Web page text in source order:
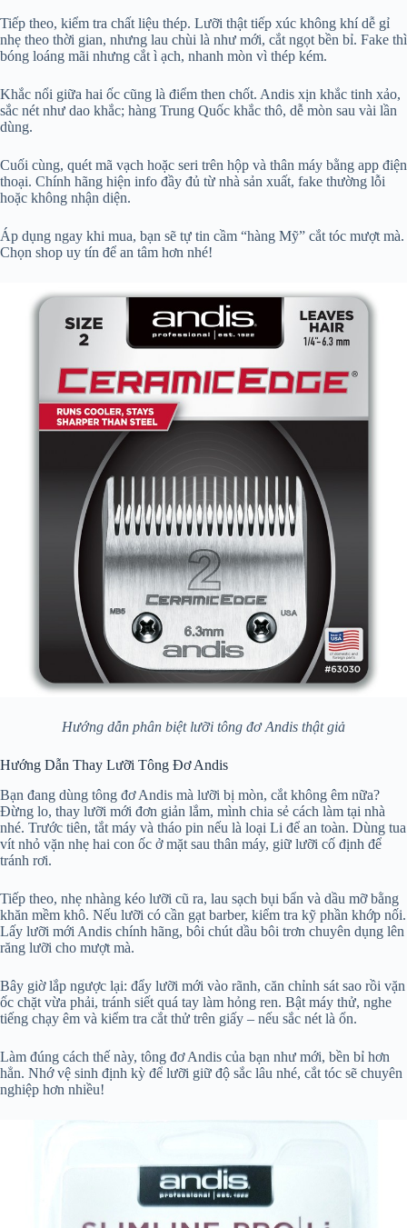
Tiếp theo, kiểm tra chất liệu thép. Lưỡi thật tiếp xúc không khí dễ gỉ
nhẹ theo thời gian, nhưng lau chùi là như mới, cắt ngọt bền bỉ. Fake thì
bóng loáng mãi nhưng cắt ì ạch, nhanh mòn vì thép kém.
Khắc nổi giữa hai ốc cũng là điểm then chốt. Andis xịn khắc tinh xảo,
sắc nét như dao khắc; hàng Trung Quốc khắc thô, dễ mòn sau vài lần
dùng.
Cuối cùng, quét mã vạch hoặc seri trên hộp và thân máy bằng app điện
thoại. Chính hãng hiện info đầy đủ từ nhà sản xuất, fake thường lỗi
hoặc không nhận diện.
Áp dụng ngay khi mua, bạn sẽ tự tin cầm “hàng Mỹ” cắt tóc mượt mà.
Chọn shop uy tín để an tâm hơn nhé!
Hướng dẫn phân biệt lưỡi tông đơ Andis thật giả
Hướng Dẫn Thay Lưỡi Tông Đơ Andis
Bạn đang dùng tông đơ Andis mà lưỡi bị mòn, cắt không êm nữa?
Đừng lo, thay lưỡi mới đơn giản lắm, mình chia sẻ cách làm tại nhà
nhé. Trước tiên, tắt máy và tháo pin nếu là loại Li để an toàn. Dùng tua
vít nhỏ vặn nhẹ hai con ốc ở mặt sau thân máy, giữ lưỡi cố định để
tránh rơi.
Tiếp theo, nhẹ nhàng kéo lưỡi cũ ra, lau sạch bụi bẩn và dầu mỡ bằng
khăn mềm khô. Nếu lưỡi có cần gạt barber, kiểm tra kỹ phần khớp nối.
Lấy lưỡi mới Andis chính hãng, bôi chút dầu bôi trơn chuyên dụng lên
răng lưỡi cho mượt mà.
Bây giờ lắp ngược lại: đẩy lưỡi mới vào rãnh, căn chỉnh sát sao rồi vặn
ốc chặt vừa phải, tránh siết quá tay làm hỏng ren. Bật máy thử, nghe
tiếng chạy êm và kiểm tra cắt thử trên giấy – nếu sắc nét là ổn.
Làm đúng cách thế này, tông đơ Andis của bạn như mới, bền bỉ hơn
hẳn. Nhớ vệ sinh định kỳ để lưỡi giữ độ sắc lâu nhé, cắt tóc sẽ chuyên
nghiệp hơn nhiều!